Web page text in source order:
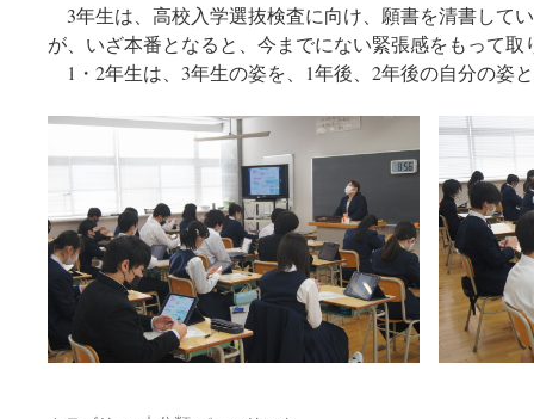
ッ
プ
3年生は、高校入学選抜検査に向け、願書を清書して
が、いざ本番となると、今までにない緊張感をもって取
1・2年生は、3年生の姿を、1年後、2年後の自分の姿